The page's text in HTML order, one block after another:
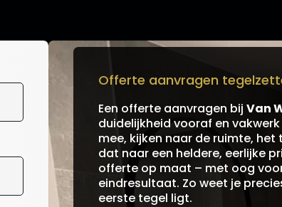
Offerte aanvragen
Een offerte aanvragen bij Van
duidelijkheid vooraf en
mee, kijken naar de ruimte,
dat naar een heldere, eerlijke
offerte op maat – met oog
eindresultaat. Zo weet je
eerste tegel ligt.